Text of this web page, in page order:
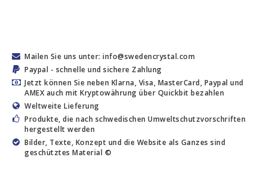
Mailen Sie uns unter: info@swedencrystal.com
Paypal - schnelle und sichere Zahlung
Jetzt können Sie neben Klarna, Visa, MasterCard, Paypal und
AMEX auch mit Kryptowährung über Quickbit bezahlen
Weltweite Lieferung
Produkte, die nach schwedischen Umweltschutzvorschriften
hergestellt werden
Bilder, Texte, Konzept und die Website als Ganzes sind
geschütztes Material ©